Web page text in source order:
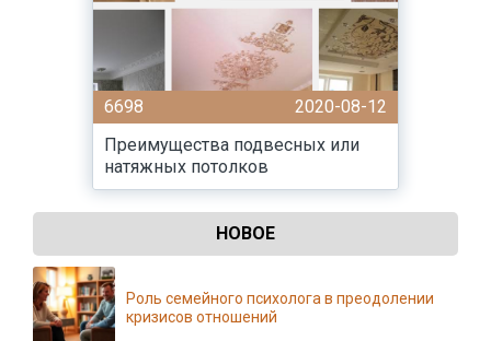
6698
2020-08-12
Преимущества подвесных или
натяжных потолков
НОВОЕ
Роль семейного психолога в преодолении
кризисов отношений